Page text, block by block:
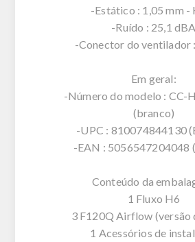
-Estático : 1,05 mm -
-Ruído : 25,1 dBA
-Conector do ventilador
Em geral:
-Número do modelo : CC-
(branco)
-UPC : 810074844130
-EAN : 5056547204048
Conteúdo da
1 Fluxo H6
3 F120Q Airflow (versão
1 Acessórios de